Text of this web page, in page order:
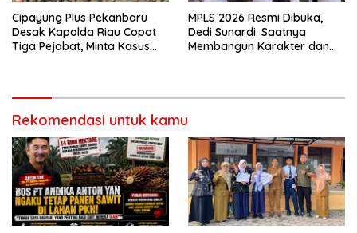
Cipayung Plus Pekanbaru
Desak Kapolda Riau Copot
Tiga Pejabat, Minta Kasus
MPLS 2026 Resmi Dibuka,
Dedi Sunardi: Saatnya
Membangun Karakter dan
Rekomendasi untuk kamu